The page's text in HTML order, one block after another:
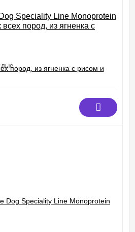
Speciality Line Monoprotein
пород, из ягненка с
кг
Средние, Крупные, Миниатюрные)